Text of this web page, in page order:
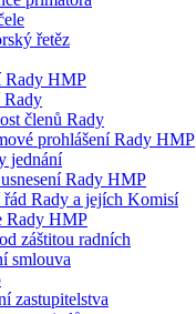
řetěz
Rady HMP
Rady
členů Rady
prohlášení Rady HMP
jednání
Rady HMP
řád Rady a jejích Komisí
Rady HMP
záštitou radních
smlouva
zastupitelstva